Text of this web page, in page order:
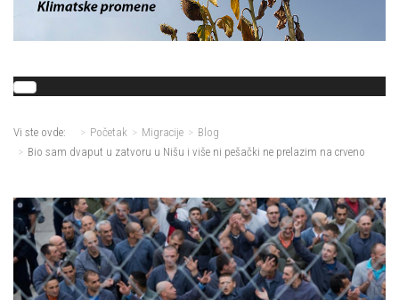
Vi ste ovde: Početak Migracije
Blog
Bio sam dvaput u zatvoru u Nišu i više ni pešački ne prelazim na crveno